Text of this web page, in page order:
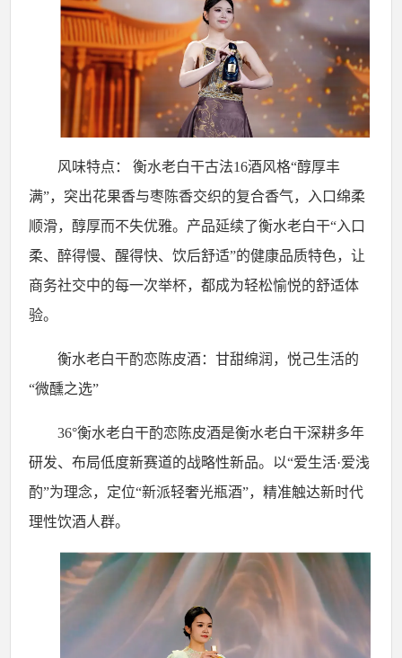
风味特点： 衡水老白干古法16酒风格“醇厚丰
满”，突出花果香与枣陈香交织的复合香气，入口绵柔
顺滑，醇厚而不失优雅。产品延续了衡水老白干“入口
柔、醉得慢、醒得快、饮后舒适”的健康品质特色，让
商务社交中的每一次举杯，都成为轻松愉悦的舒适体
验。
衡水老白干酌恋陈皮酒：甘甜绵润，悦己生活的
“微醺之选”
36°衡水老白干酌恋陈皮酒是衡水老白干深耕多年
研发、布局低度新赛道的战略性新品。以“爱生活·爱浅
酌”为理念，定位“新派轻奢光瓶酒”，精准触达新时代
理性饮酒人群。